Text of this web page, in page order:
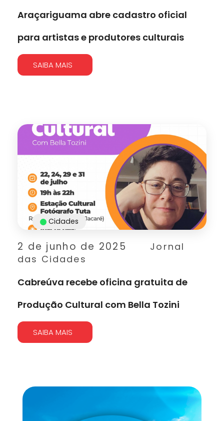
Araçariguama abre cadastro oficial
para artistas e produtores culturais
SAIBA MAIS
2 de junho de 2025
Jornal
das Cidades
Cidades
Cabreúva recebe oficina gratuita de
Produção Cultural com Bella Tozini
SAIBA MAIS